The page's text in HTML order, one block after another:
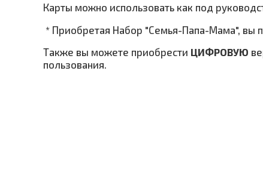
Карты можно использовать как под
* Приобретая Набор "Семья-Папа-Мама", вы
Также вы можете приобрести ЦИФРОВУЮ
пользования.